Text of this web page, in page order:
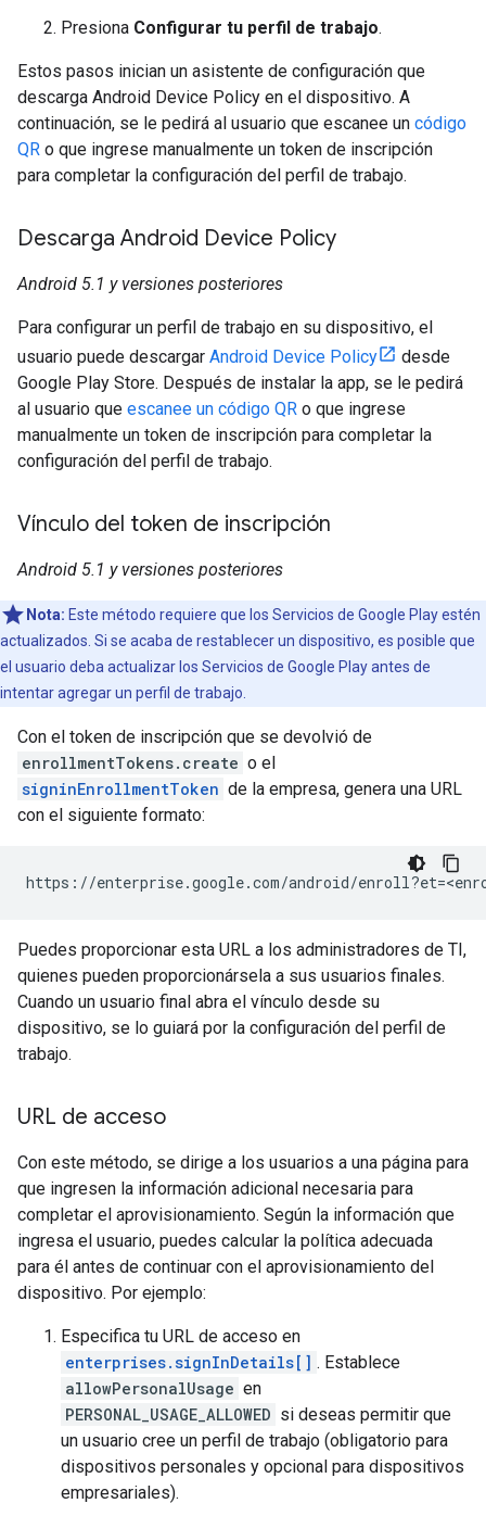
Presiona Configurar tu perfil de trabajo.
Estos pasos inician un asistente de configuración que
descarga Android Device Policy en el dispositivo. A
continuación, se le pedirá al usuario que escanee un código
QR o que ingrese manualmente un token de inscripción
para completar la configuración del perfil de trabajo.
Descarga Android Device Policy
Android 5.1 y versiones posteriores
Para configurar un perfil de trabajo en su dispositivo, el
usuario puede descargar Android Device Policy
desde
Google Play Store. Después de instalar la app, se le pedirá
al usuario que escanee un código QR o que ingrese
manualmente un token de inscripción para completar la
configuración del perfil de trabajo.
Vínculo del token de inscripción
Android 5.1 y versiones posteriores
Nota: Este método requiere que los Servicios de Google Play estén
actualizados. Si se acaba de restablecer un dispositivo, es posible que
el usuario deba actualizar los Servicios de Google Play antes de
intentar agregar un perfil de trabajo.
Con el token de inscripción que se devolvió de
enrollmentTokens.create o el
signinEnrollmentToken de la empresa, genera una URL
con el siguiente formato:
Puedes proporcionar esta URL a los administradores de TI,
quienes pueden proporcionársela a sus usuarios finales.
Cuando un usuario final abra el vínculo desde su
dispositivo, se lo guiará por la configuración del perfil de
trabajo.
URL de acceso
Con este método, se dirige a los usuarios a una página para
que ingresen la información adicional necesaria para
completar el aprovisionamiento. Según la información que
ingresa el usuario, puedes calcular la política adecuada
para él antes de continuar con el aprovisionamiento del
dispositivo. Por ejemplo:
Especifica tu URL de acceso en
enterprises.signInDetails[] . Establece
allowPersonalUsage en
PERSONAL_USAGE_ALLOWED si deseas permitir que
un usuario cree un perfil de trabajo (obligatorio para
dispositivos personales y opcional para dispositivos
empresariales).